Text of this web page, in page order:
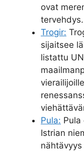
ovat
tervehdys.
Trogir:
sijaitsee
listattu
Pula: Pula
Istrian